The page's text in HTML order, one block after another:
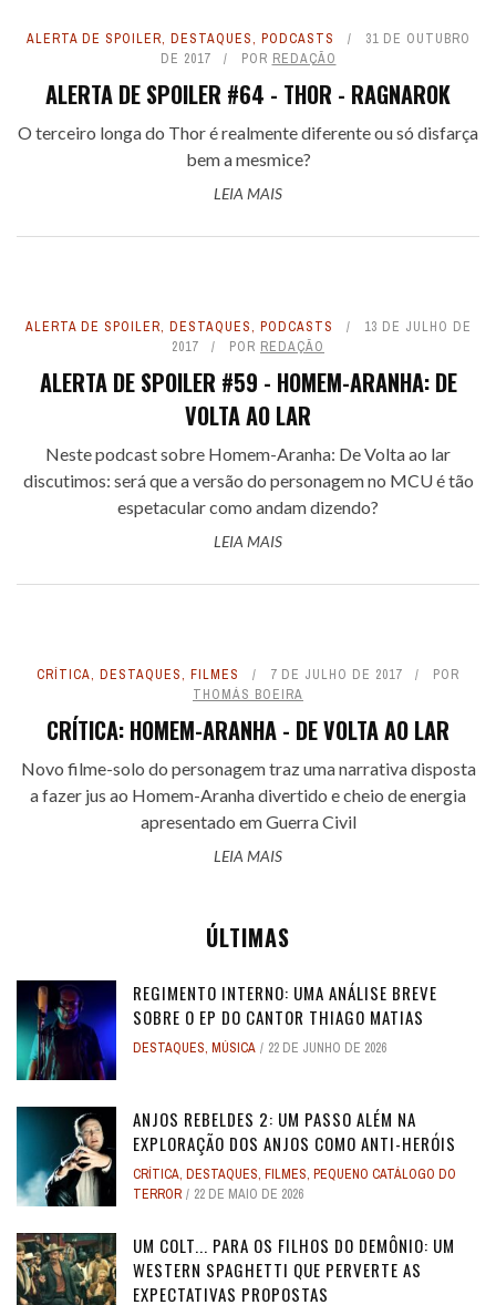
ALERTA DE SPOILER, DESTAQUES, PODCASTS
31 DE OUTUBRO
DE 2017
POR REDAÇÃO
ALERTA DE SPOILER #64 - THOR - RAGNAROK
O terceiro longa do Thor é realmente diferente ou só disfarça
bem a mesmice?
LEIA MAIS
ALERTA DE SPOILER, DESTAQUES, PODCASTS
13 DE JULHO DE
2017
POR REDAÇÃO
ALERTA DE SPOILER #59 - HOMEM-ARANHA: DE
VOLTA AO LAR
Neste podcast sobre Homem-Aranha: De Volta ao lar
discutimos: será que a versão do personagem no MCU é tão
espetacular como andam dizendo?
LEIA MAIS
CRÍTICA, DESTAQUES, FILMES 7 DE JULHO DE 2017
POR
THOMÁS BOEIRA
CRÍTICA: HOMEM-ARANHA - DE VOLTA AO LAR
Novo filme-solo do personagem traz uma narrativa disposta
a fazer jus ao Homem-Aranha divertido e cheio de energia
apresentado em Guerra Civil
LEIA MAIS
ÚLTIMAS
REGIMENTO INTERNO: UMA ANÁLISE BREVE
SOBRE O EP DO CANTOR THIAGO MATIAS
DESTAQUES, MÚSICA 22 DE JUNHO DE 2026
ANJOS REBELDES 2: UM PASSO ALÉM NA
EXPLORAÇÃO DOS ANJOS COMO ANTI-HERÓIS
CRÍTICA, DESTAQUES, FILMES, PEQUENO CATÁLOGO DO
TERROR
22 DE MAIO DE 2026
UM COLT... PARA OS FILHOS DO DEMÔNIO: UM
WESTERN SPAGHETTI QUE PERVERTE AS
EXPECTATIVAS PROPOSTAS